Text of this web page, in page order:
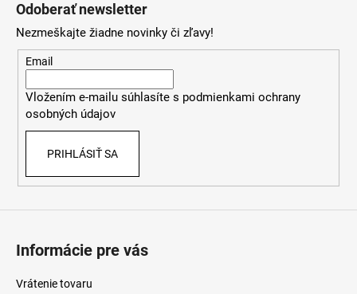
Odoberať newsletter
Nezmeškajte žiadne novinky či zľavy!
Email
Vložením e-mailu súhlasíte s podmienkami ochrany
osobných údajov
PRIHLÁSIŤ SA
Informácie pre vás
Vrátenie tovaru